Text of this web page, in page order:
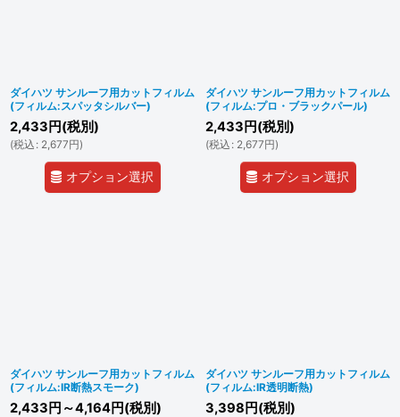
ダイハツ サンルーフ用カットフィルム
(フィルム:スパッタシルバー)
2,433 円(税別)
(税込 : 2,677円)
オプション選択
ダイハツ サンルーフ用カットフィルム
(フィルム:プロ・ブラックパール)
2,433 円(税別)
(税込 : 2,677円)
オプション選択
ダイハツ サンルーフ用カットフィルム
(フィルム:IR断熱スモーク)
2,433 円 ～4,164円(税別)
ダイハツ サンルーフ用カットフィルム
(フィルム:IR透明断熱)
3,398 円(税別)